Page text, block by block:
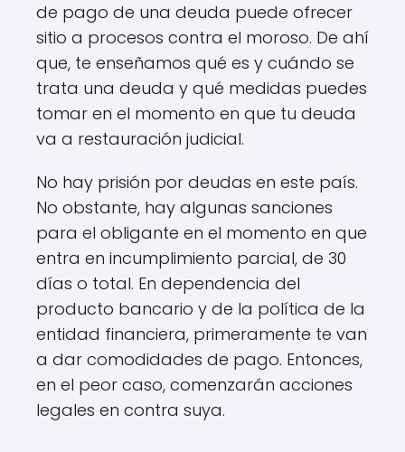
de pago de una deuda puede ofrecer
sitio a procesos contra el moroso. De ahí
que, te enseñamos qué es y cuándo se
trata una deuda y qué medidas puedes
tomar en el momento en que tu deuda
va a restauración judicial.
No hay prisión por deudas en este país.
No obstante, hay algunas sanciones
para el obligante en el momento en que
entra en incumplimiento parcial, de 30
días o total. En dependencia del
producto bancario y de la política de la
entidad financiera, primeramente te van
a dar comodidades de pago. Entonces,
en el peor caso, comenzarán acciones
legales en contra suya.